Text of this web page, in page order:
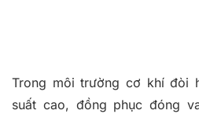
Trong môi trường cơ khí đòi
suất cao, đồng phục đóng